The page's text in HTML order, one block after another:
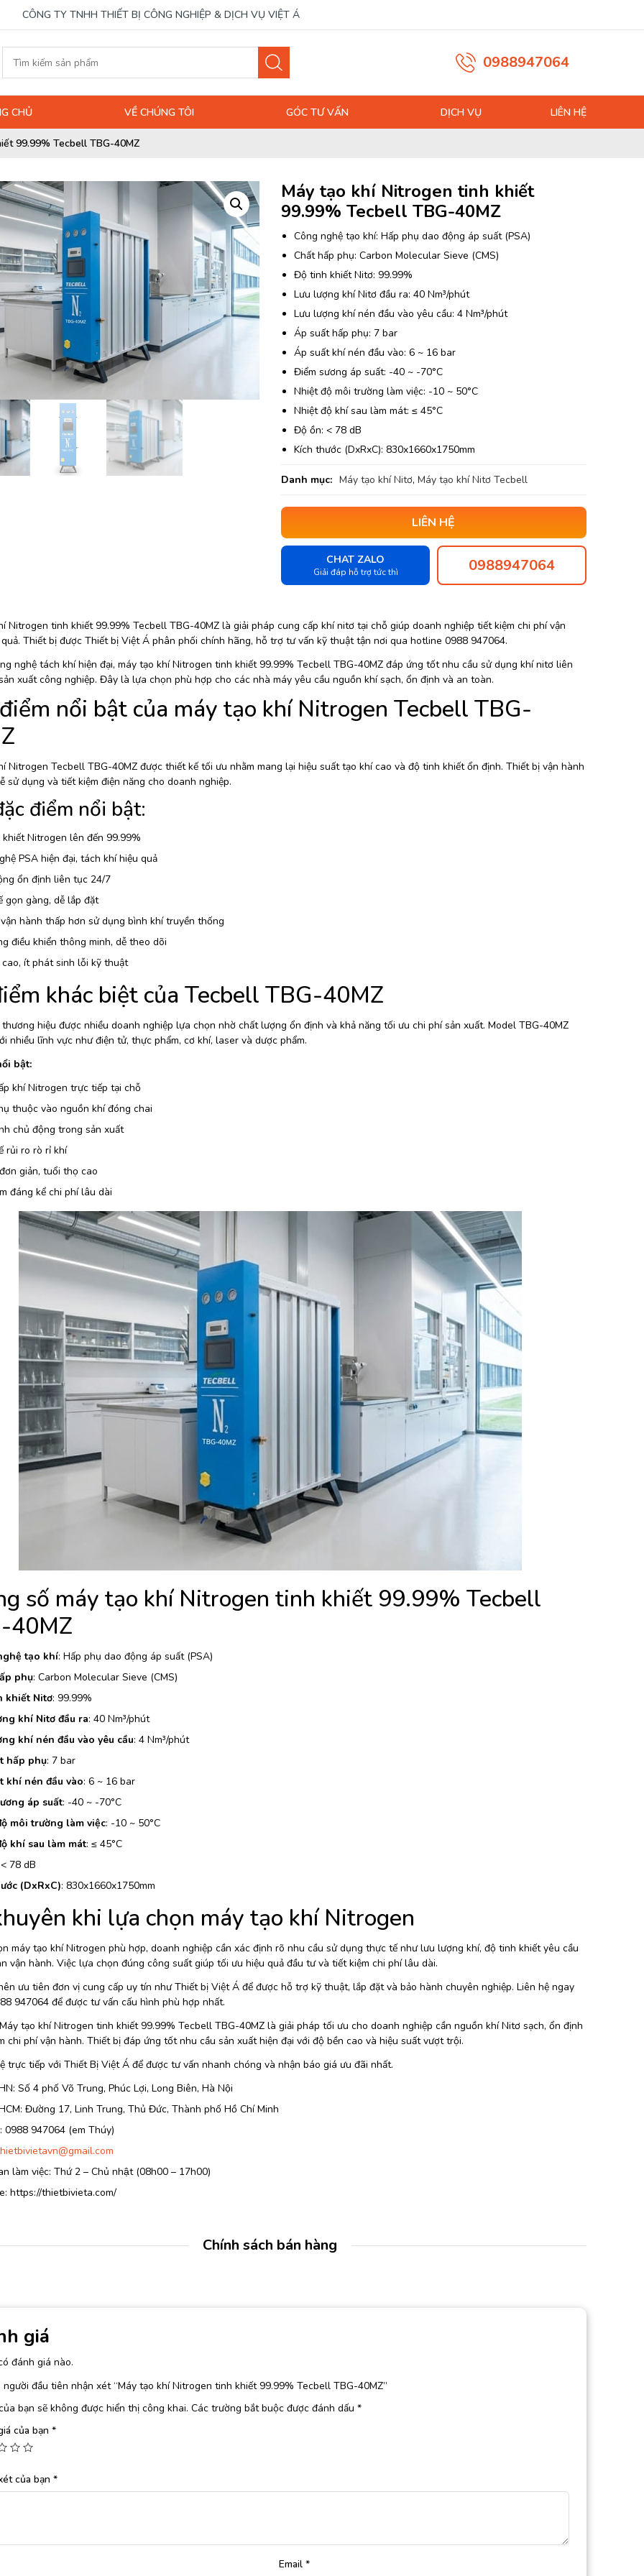
CÔNG TY TNHH THIẾT BỊ CÔNG NGHIỆP & DỊCH VỤ VIỆT Á
0988947064
CHỦ VỀ CHÚNG TÔI GÓC TƯ VẤN DỊCH VỤ LIÊN HỆ
99.99% Tecbell TBG-40MZ
Máy tạo khí Nitrogen tinh khiết
99.99% Tecbell TBG-40MZ
Công nghệ tạo khí: Hấp phụ dao động áp suất (PSA)
Chất hấp phụ: Carbon Molecular Sieve (CMS)
Độ tinh khiết Nitơ: 99.99%
Lưu lượng khí Nitơ đầu ra: 40 Nm³/phút
Lưu lượng khí nén đầu vào yêu cầu: 4 Nm³/phút
Áp suất hấp phụ: 7 bar
Áp suất khí nén đầu vào: 6 ~ 16 bar
Điểm sương áp suất: -40 ~ -70°C
Nhiệt độ môi trường làm việc: -10 ~ 50°C
Nhiệt độ khí sau làm mát: ≤ 45°C
Độ ồn: < 78 dB
Kích thước (DxRxC): 830x1660x1750mm
Danh mục: Máy tạo khí Nitơ, Máy tạo khí Nitơ Tecbell
LIÊN HỆ
CHAT ZALO
Giải đáp hỗ trợ tức thì 0988947064
Nitrogen tinh khiết 99.99% Tecbell TBG-40MZ là giải pháp cung cấp khí nitơ tại chỗ giúp doanh nghiệp tiết kiệm chi phí vận
Thiết bị được Thiết bị Việt Á phân phối chính hãng, hỗ trợ tư vấn kỹ thuật tận nơi qua hotline 0988 947064.
nghệ tách khí hiện đại, máy tạo khí Nitrogen tinh khiết 99.99% Tecbell TBG-40MZ đáp ứng tốt nhu cầu sử dụng khí nitơ liên
xuất công nghiệp. Đây là lựa chọn phù hợp cho các nhà máy yêu cầu nguồn khí sạch, ổn định và an toàn.
nổi bật của máy tạo khí Nitrogen Tecbell TBG-
Nitrogen Tecbell TBG-40MZ được thiết kế tối ưu nhằm mang lại hiệu suất tạo khí cao và độ tinh khiết ổn định. Thiết bị vận hành
sử dụng và tiết kiệm điện năng cho doanh nghiệp.
điểm nổi bật:
Nitrogen lên đến 99.99%
PSA hiện đại, tách khí hiệu quả
ổn định liên tục 24/7
gọn gàng, dễ lắp đặt
hành thấp hơn sử dụng bình khí truyền thống
điều khiển thông minh, dễ theo dõi
ít phát sinh lỗi kỹ thuật
khác biệt của Tecbell TBG-40MZ
hiệu được nhiều doanh nghiệp lựa chọn nhờ chất lượng ổn định và khả năng tối ưu chi phí sản xuất. Model TBG-40MZ
nhiều lĩnh vực như điện tử, thực phẩm, cơ khí, laser và dược phẩm.
bật:
khí Nitrogen trực tiếp tại chỗ
thuộc vào nguồn khí đóng chai
chủ động trong sản xuất
rủi ro rò rỉ khí
giản, tuổi thọ cao
đáng kể chi phí lâu dài
số máy tạo khí Nitrogen tinh khiết 99.99% Tecbell
40MZ
tạo khí: Hấp phụ dao động áp suất (PSA)
phụ: Carbon Molecular Sieve (CMS)
khiết Nitơ: 99.99%
khí Nitơ đầu ra: 40 Nm³/phút
khí nén đầu vào yêu cầu: 4 Nm³/phút
hấp phụ: 7 bar
khí nén đầu vào: 6 ~ 16 bar
áp suất: -40 ~ -70°C
môi trường làm việc: -10 ~ 50°C
khí sau làm mát: ≤ 45°C
78 dB
(DxRxC): 830x1660x1750mm
khi lựa chọn máy tạo khí Nitrogen
máy tạo khí Nitrogen phù hợp, doanh nghiệp cần xác định rõ nhu cầu sử dụng thực tế như lưu lượng khí, độ tinh khiết yêu cầu
vận hành. Việc lựa chọn đúng công suất giúp tối ưu hiệu quả đầu tư và tiết kiệm chi phí lâu dài.
ưu tiên đơn vị cung cấp uy tín như Thiết bị Việt Á để được hỗ trợ kỹ thuật, lắp đặt và bảo hành chuyên nghiệp. Liên hệ ngay
947064 để được tư vấn cấu hình phù hợp nhất.
tạo khí Nitrogen tinh khiết 99.99% Tecbell TBG-40MZ là giải pháp tối ưu cho doanh nghiệp cần nguồn khí Nitơ sạch, ổn định
chi phí vận hành. Thiết bị đáp ứng tốt nhu cầu sản xuất hiện đại với độ bền cao và hiệu suất vượt trội.
trực tiếp với Thiết Bị Việt Á để được tư vấn nhanh chóng và nhận báo giá ưu đãi nhất.
Số 4 phố Võ Trung, Phúc Lợi, Long Biên, Hà Nội
Đường 17, Linh Trung, Thủ Đức, Thành phố Hồ Chí Minh
0988 947064 (em Thúy)
làm việc: Thứ 2 – Chủ nhật (08h00 – 17h00)
https://thietbivieta.com/
Chính sách bán hàng
giá
đánh giá nào.
đầu tiên nhận xét “Máy tạo khí Nitrogen tinh khiết 99.99% Tecbell TBG-40MZ”
bạn sẽ không được hiển thị công khai. Các trường bắt buộc được đánh dấu *
của bạn *
của bạn *
Email *